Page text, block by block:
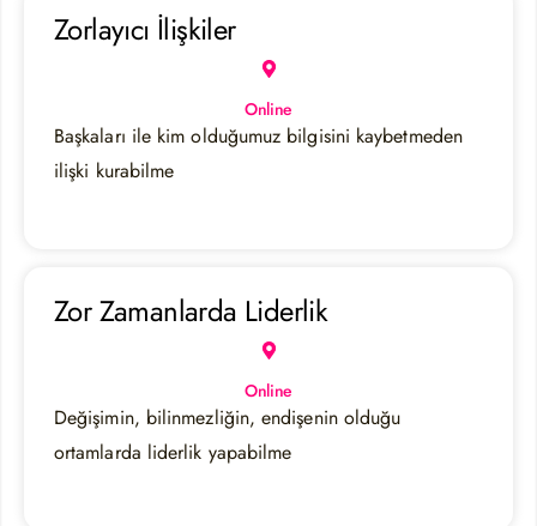
Zorlayıcı İlişkiler
Online
Başkaları ile kim olduğumuz bilgisini kaybetmeden
ilişki kurabilme
Zor Zamanlarda Liderlik
Online
Değişimin, bilinmezliğin, endişenin olduğu
ortamlarda liderlik yapabilme